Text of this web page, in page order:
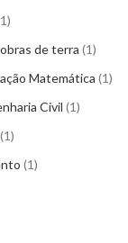
1
de terra 1
Matemática 1
Civil 1
1
1